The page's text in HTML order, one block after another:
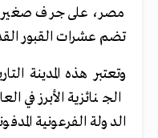
مصر، على جرف صغير
تضم عشرات القبور
وتعتبر هذه المدينة
الجنائزية الأبرز في
الدولة الفرعونية